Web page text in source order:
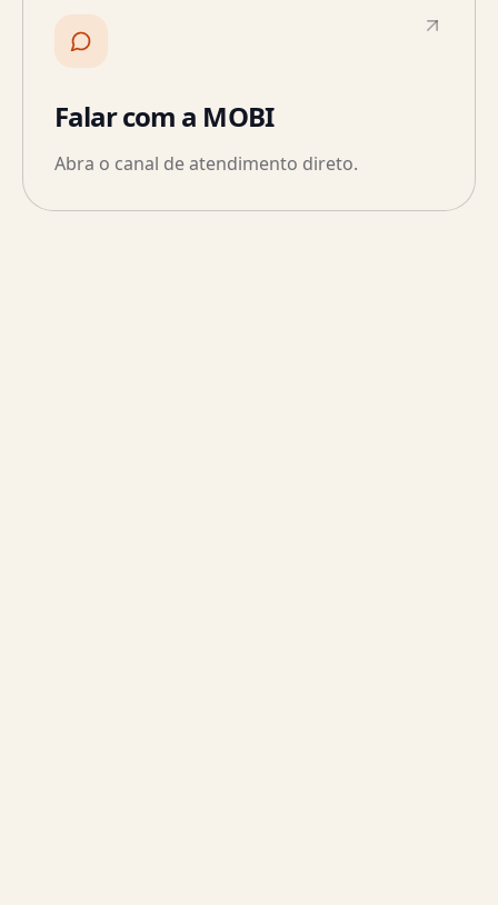
Falar com a MOBI
Abra o canal de atendimento direto.